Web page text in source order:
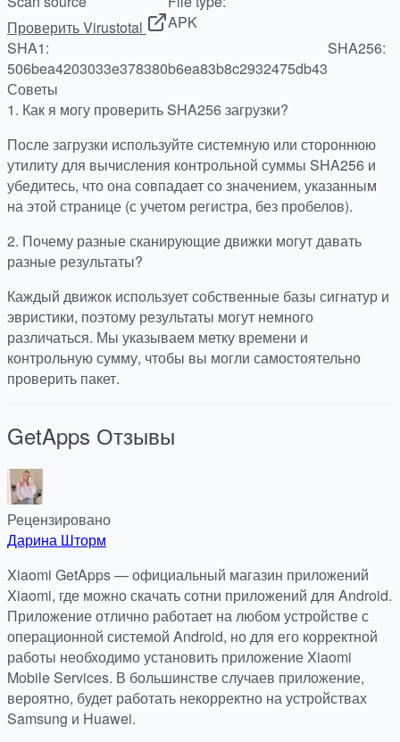
Проверить Virustotal
APK
SHA1:
506bea4203033e378380b6ea83b8c2932475db43
SHA256:
Советы
1. Как я могу проверить SHA256 загрузки?
После загрузки используйте системную или стороннюю
утилиту для вычисления контрольной суммы SHA256 и
убедитесь, что она совпадает со значением, указанным
на этой странице (с учетом регистра, без пробелов).
2. Почему разные сканирующие движки могут давать
разные результаты?
Каждый движок использует собственные базы сигнатур и
эвристики, поэтому результаты могут немного
различаться. Мы указываем метку времени и
контрольную сумму, чтобы вы могли самостоятельно
проверить пакет.
GetApps Отзывы
Рецензировано
Дарина Шторм
Xiaomi GetApps — официальный магазин приложений
Xiaomi, где можно скачать сотни приложений для Android.
Приложение отлично работает на любом устройстве с
операционной системой Android, но для его корректной
работы необходимо установить приложение Xiaomi
Mobile Services. В большинстве случаев приложение,
вероятно, будет работать некорректно на устройствах
Samsung и Huawei.